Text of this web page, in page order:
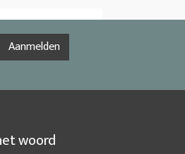
Aanmelden
woord